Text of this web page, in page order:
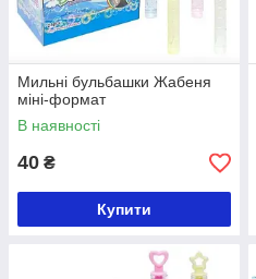
Мильні бульбашки Жабеня
міні-формат
В наявності
40 ₴
Купити